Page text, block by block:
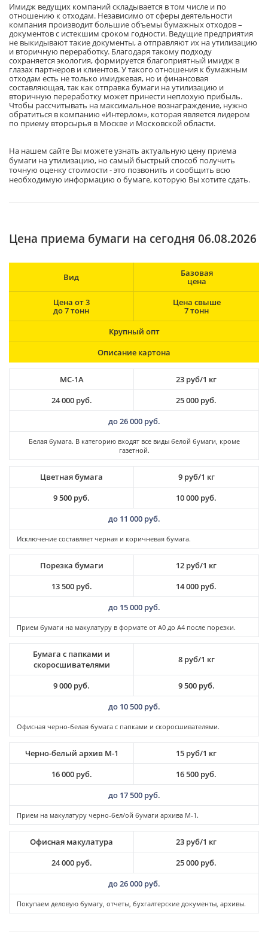
Имидж ведущих компаний складывается в том числе и по
отношению к отходам. Независимо от сферы деятельности
компания производит большие объемы бумажных отходов –
документов с истекшим сроком годности. Ведущие предприятия
не выкидывают такие документы, а отправляют их на утилизацию
и вторичную переработку. Благодаря такому подходу
сохраняется экология, формируется благоприятный имидж в
глазах партнеров и клиентов. У такого отношения к бумажным
отходам есть не только имиджевая, но и финансовая
составляющая, так как отправка бумаги на утилизацию и
вторичную переработку может принести неплохую прибыль.
Чтобы рассчитывать на максимальное вознаграждение, нужно
обратиться в компанию «Интерлом», которая является лидером
по приему вторсырья в Москве и Московской области.
На нашем сайте Вы можете узнать актуальную цену приема
бумаги на утилизацию, но самый быстрый способ получить
точную оценку стоимости - это позвонить и сообщить всю
необходимую информацию о бумаге, которую Вы хотите сдать.
Цена приема бумаги на сегодня 06.08.2026
Вид
Описание картона
Базовая
цена
Цена от 3
до 7 тонн
Цена свыше
7 тонн
Крупный опт
МС-1А
Белая бумага. В категорию входят все виды белой бумаги, кроме
газетной.
23 руб/1 кг
24 000 руб.
25 000 руб.
до 26 000 руб.
Цветная бумага
Исключение составляет черная и коричневая бумага.
9 руб/1 кг
9 500 руб.
10 000 руб.
до 11 000 руб.
Порезка бумаги
Прием бумаги на макулатуру в формате от А0 до А4 после порезки.
12 руб/1 кг
13 500 руб.
14 000 руб.
до 15 000 руб.
Бумага с папками и
скоросшивателями
Офисная черно-белая бумага с папками и скоросшивателями.
8 руб/1 кг
9 000 руб.
9 500 руб.
до 10 500 руб.
Черно-белый архив М-1
Прием на макулатуру черно-бел/ой бумаги архива M-1.
15 руб/1 кг
16 000 руб.
16 500 руб.
до 17 500 руб.
Офисная макулатура
Покупаем деловую бумагу, отчеты, бухгалтерские документы, архивы.
23 руб/1 кг
24 000 руб.
25 000 руб.
до 26 000 руб.